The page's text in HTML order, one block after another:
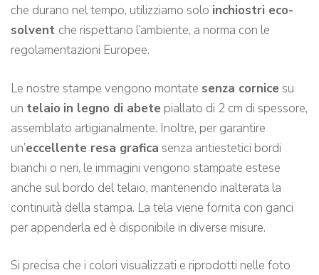
che durano nel tempo, utilizziamo solo inchiostri eco-
solvent che rispettano l’ambiente, a norma con le
regolamentazioni Europee.
Le nostre stampe vengono montate senza cornice su
un telaio in legno di abete piallato di 2 cm di spessore,
assemblato artigianalmente. Inoltre, per garantire
un’eccellente resa grafica senza antiestetici bordi
bianchi o neri, le immagini vengono stampate estese
anche sul bordo del telaio, mantenendo inalterata la
continuità della stampa. La tela viene fornita con ganci
per appenderla ed è disponibile in diverse misure.
Si precisa che i colori visualizzati e riprodotti nelle foto